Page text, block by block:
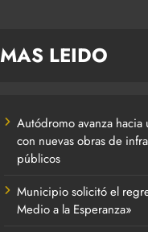
MAS LEIDO
Autódromo avanza hacia
con nuevas obras de
públicos
Municipio solicitó el
Medio a la Esperanza»